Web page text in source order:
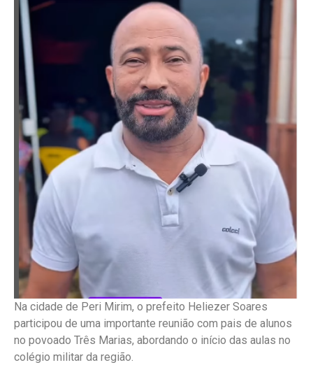
Na cidade de Peri Mirim, o prefeito Heliezer Soares
participou de uma importante reunião com pais de alunos
no povoado Três Marias, abordando o início das aulas no
colégio militar da região.